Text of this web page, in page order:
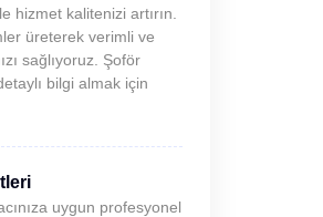
hizmet kalitenizi artırın.
üreterek verimli ve
sağlıyoruz. Şoför
bilgi almak için
uygun profesyonel